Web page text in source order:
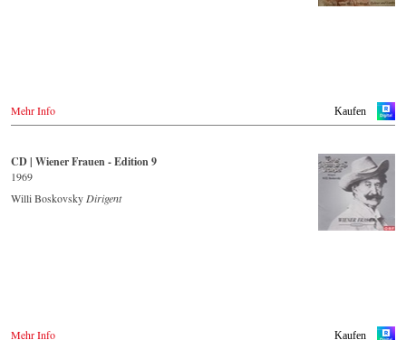
Naxosdirect.com
Amazon.com
Naxos.com
Amazon.co.uk
Europadisc.co.uk
- - - - - - - - ASIEN - - - - - - - -
USA
Kaufen
Mehr Info
CD | Wiener Frauen - Edition 9
1969
Willi Boskovsky Dirigent
Kaufen
Mehr Info